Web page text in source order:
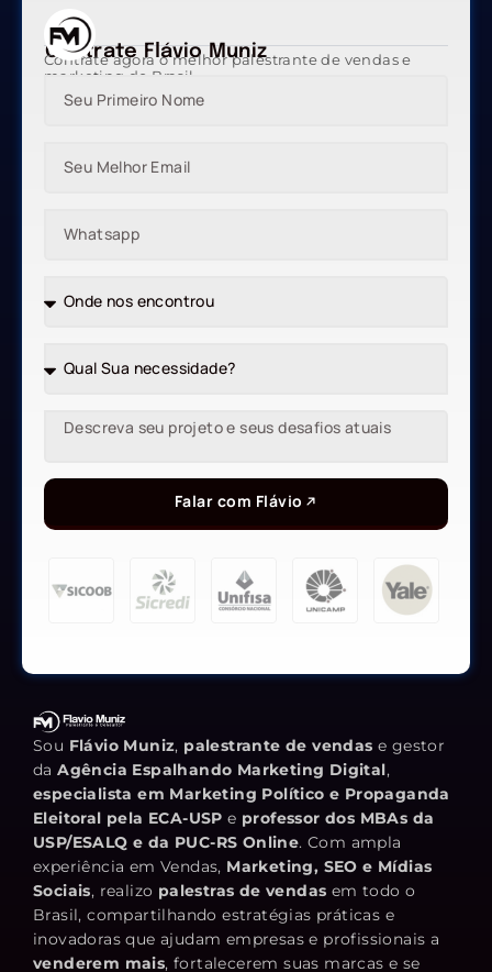
Contrate Flávio Muniz
Contrate agora o melhor palestrante de vendas e
marketing do Brasil
Falar com Flávio
Sou Flávio Muniz, palestrante de vendas e gestor
daAgência Espalhando Marketing Digital,
especialista em Marketing Político e Propaganda
Eleitoral pela ECA-USP e professor dos MBAs da
USP/ESALQ e da PUC-RS Online. Com ampla
experiência em Vendas, Marketing, SEO e Mídias
Sociais, realizo palestras de vendas em todo o
Brasil, compartilhando estratégias práticas e
inovadoras que ajudam empresas e profissionais a
venderem mais, fortalecerem suas marcas e se